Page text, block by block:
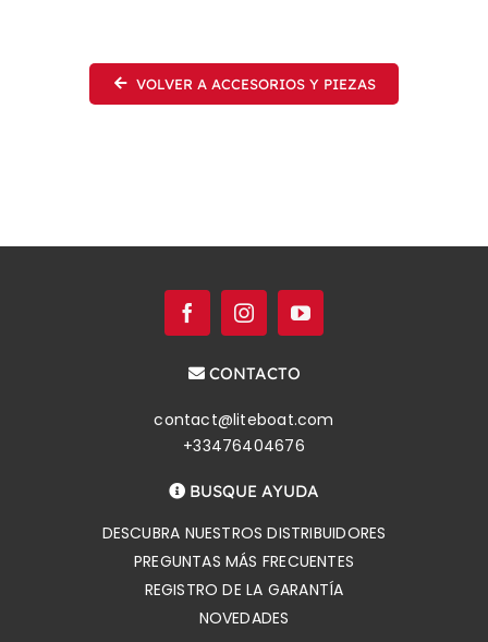
VOLVER A ACCESORIOS Y PIEZAS
CONTACTO
contact@liteboat.com
+33476404676
BUSQUE AYUDA
DESCUBRA NUESTROS DISTRIBUIDORES
PREGUNTAS MÁS FRECUENTES
REGISTRO DE LA GARANTÍA
NOVEDADES